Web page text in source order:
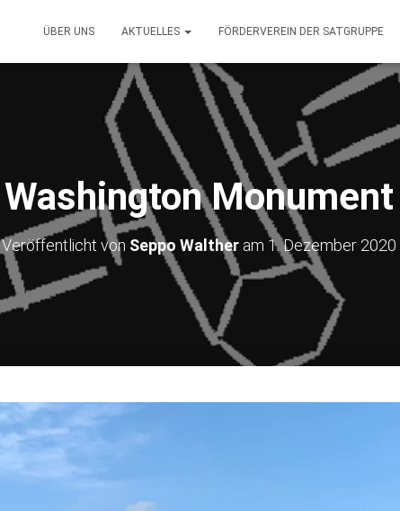
ÜBER UNS AKTUELLES FÖRDERVEREIN DER SATGRUPPE
Washington Monument
Veröffentlicht von Seppo Waltheram 1. Dezember 2020